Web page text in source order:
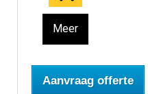
Meer
Aanvraag offerte